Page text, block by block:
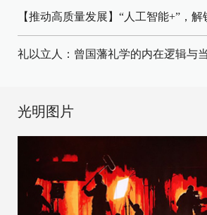
【推动高质量发展】“人工智能+”，
礼以立人：曾国藩礼学的内在逻辑与
光明图片